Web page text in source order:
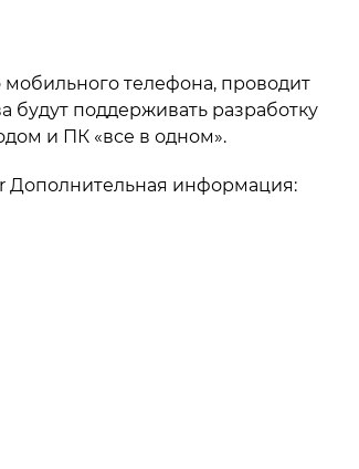
мобильного телефона, проводит
поддерживать разработку
и ПК «все в одном».
Дополнительная информация: